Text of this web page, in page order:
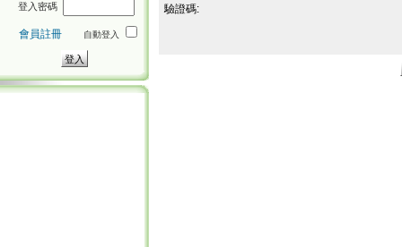
登入密碼
會員註冊 自動登入
驗證碼: